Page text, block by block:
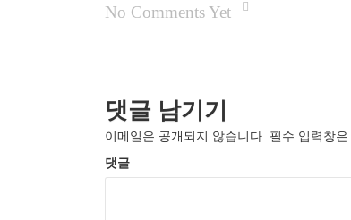
No Comments Yet
댓글 남기기
이메일은 공개되지 않습니다. 필수 입력창은
댓글